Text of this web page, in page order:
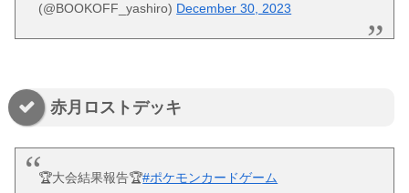
(@BOOKOFF_yashiro) December 30, 2023
赤月ロストデッキ
🏆大会結果報告🏆#ポケモンカードゲーム